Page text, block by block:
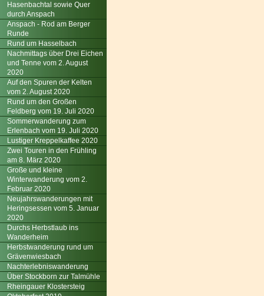
Hasenbachtal sowie Quer
durch Anspach
Anspach - Rod am Berger
Runde
Rund um Hasselbach
Nachmittags über Drei Eichen
und Tenne vom 2. August
2020
Auf den Spuren der Kelten
vom 2. August 2020
Rund um den Großen
Feldberg vom 19. Juli 2020
Sommerwanderung zum
Erlenbach vom 19. Juli 2020
Lustiger Kreppelkaffee 2020
Zwei Touren in den Frühling
am 8. März 2020
Große und kleine
Winterwanderung vom 2.
Februar 2020
Neujahrswanderungen mit
Heringsessen vom 5. Januar
2020
Durchs Herbstlaub ins
Wanderheim
Herbstwanderung rund um
Grävenwiesbach
Nachterlebniswanderung
Über Stockborn zur Talmühle
Rheingauer Klostersteig